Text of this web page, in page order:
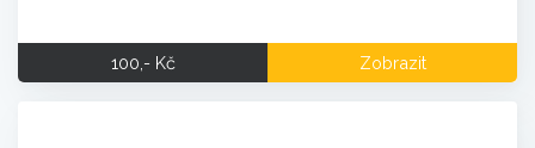
100,- Kč Zobrazit